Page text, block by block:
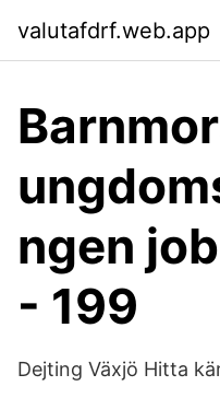
valutafdrf.web.app
ngen
- 199
Dejting Växjö Hitta